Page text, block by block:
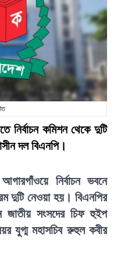
নির্বাচন কমিশন থেকে দুটি
দল বিএনপি।
নির্বাচন ভবনে
দুটি নেওয়া হয়। বিএনপির
জাতীয় সংসদের চিফ হুইপ
যুগ্ম মহাসচিব রুহুল কবীর